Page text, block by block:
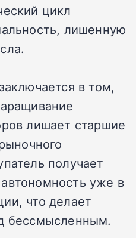
цикл
лишенную
в том,
лишает старшие
получает
уже в
что делает
бессмысленным.